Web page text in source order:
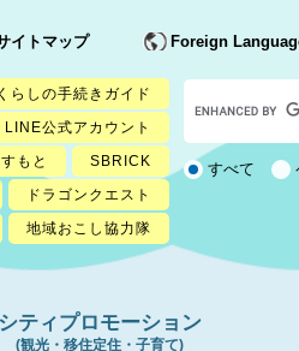
イトマップ Foreign
らしの手続きガイド
LINE公式アカウント
もと
SBRICK
ドラゴンクエスト
地域おこし協力隊
カ
ス
タ
ム
検 すべて
シティプロモーション
(観光・移住定住・子育て)